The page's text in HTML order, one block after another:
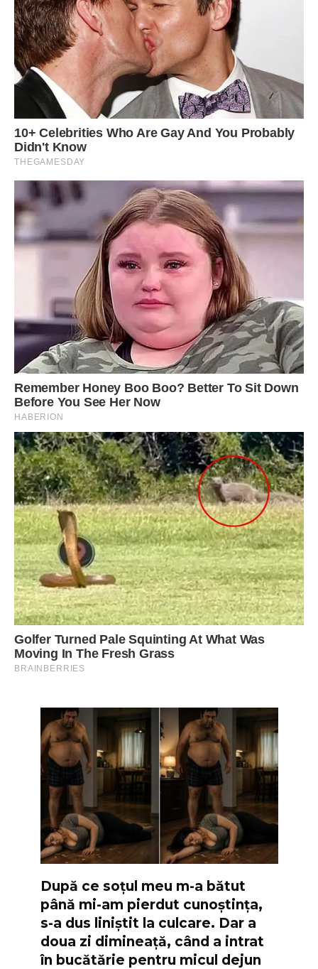
După ce soțul meu m-a bătut
până mi-am pierdut cunoștința,
s-a dus liniștit la culcare. Dar a
doua zi dimineață, când a intrat
în bucătărie pentru micul dejun